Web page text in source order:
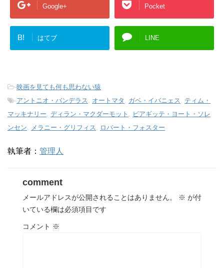
Google+ Pocket
B! はてブ LINE
-映画を見ても何も思わない猿
-アントニオ・バンデラス オートマタ ガベ・イバニェス
ティム・
マッキナリー ディラン・マクダーモット
ビアギッテ・ヨート・ソレ
ンセン
メラニー・グリフィス ロバート・フォスター
執筆者： 管理人
comment
メールアドレスが公開されることはありません。 ※ が付
いている欄は必須項目です
コメント ※